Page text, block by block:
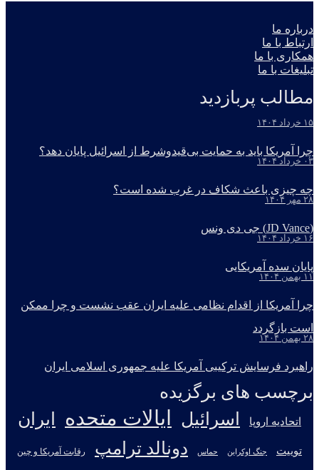
درباره ما
ارتباط با ما
همکاری با ما
تبلیغات با ما
مطالب پربازدید
۱۵ خرداد ۱۴۰۴
چرا آمریکا باید به حمایت بی‌قیدوشرط از اسرائیل پایان دهد؟
۰۳ خرداد ۱۴۰۴
چه چیزی باعث شکاف در غرب شده است؟
۲۸ مهر ۱۴۰۴
(JD Vance) جی دی ونس
۱۶ خرداد ۱۴۰۴
پایان سده آمریکایی
۱۱ بهمن ۱۴۰۴
چرا آمریکا از اقدام نظامی علیه ایران عقب نشست و چرا ممکن
است بازگردد
۲۸ بهمن ۱۴۰۴
راهبرد فرسایش ترکیبی آمریکا علیه جمهوری اسلامی ایران
برچسب های برگزیده
اتحادیه اروپا اسرائیل ایالات متحده ایران
توییت جنگ اوکراین حماس دونالد ترامپ رقابت آمریکا و چین